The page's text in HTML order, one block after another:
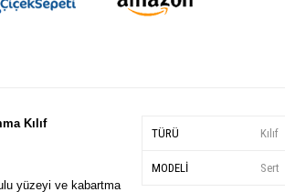
Kılıf
yüzeyi ve kabartma
TÜRÜ Kılıf
MODELİ Sert